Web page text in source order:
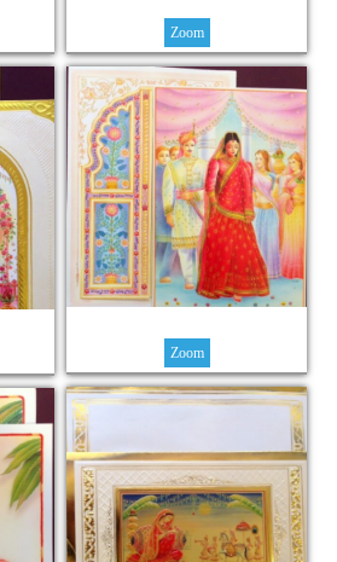
Zoom
Zoom